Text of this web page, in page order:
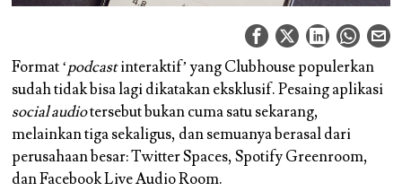
Format ‘podcastinteraktif’ yang Clubhouse populerkan
sudah tidak bisa lagi dikatakan eksklusif. Pesaing aplikasi
social audiotersebut bukan cuma satu sekarang,
melainkan tiga sekaligus, dan semuanya berasal dari
perusahaan besar: Twitter Spaces, Spotify Greenroom,
dan Facebook Live Audio Room.